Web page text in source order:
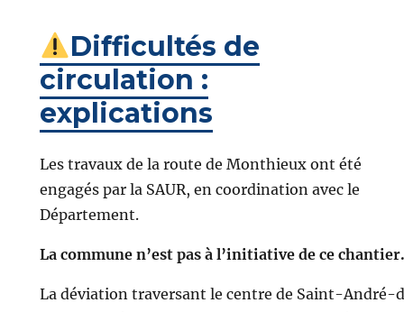
Difficultés de
circulation :
explications
Les travaux de la route de Monthieux ont été
engagés par la SAUR, en coordination avec le
Département.
La commune n’est pas à l’initiative de ce chantier.
La déviation traversant le centre de Saint-André-